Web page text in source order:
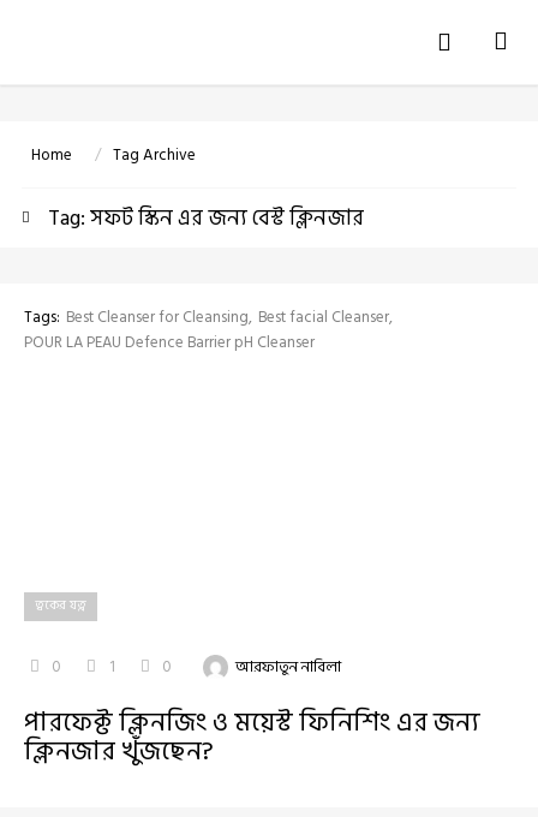
Home Tag Archive
Tag: সফট স্কিন এর জন্য বেস্ট ক্লিনজার
Tags: Best Cleanser for Cleansing Best facial Cleanser
POUR LA PEAU Defence Barrier pH Cleanser
ত্বকের যত্ন
0 1 0 আরফাতুন নাবিলা
পারফেক্ট ক্লিনজিং ও ময়েস্ট ফিনিশিং এর জন্য
ক্লিনজার খুঁজছেন?